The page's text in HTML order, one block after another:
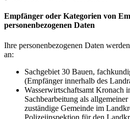
Empfänger oder Kategorien von
personenbezogenen Daten
Ihre personenbezogenen Daten
an:
Sachgebiet 30 Bauen,
(Empfänger innerhalb des
Wasserwirtschaftsamt Kronach
Sachbearbeitung als
zuständige Gemeinde im
Polizeiinspektion für den